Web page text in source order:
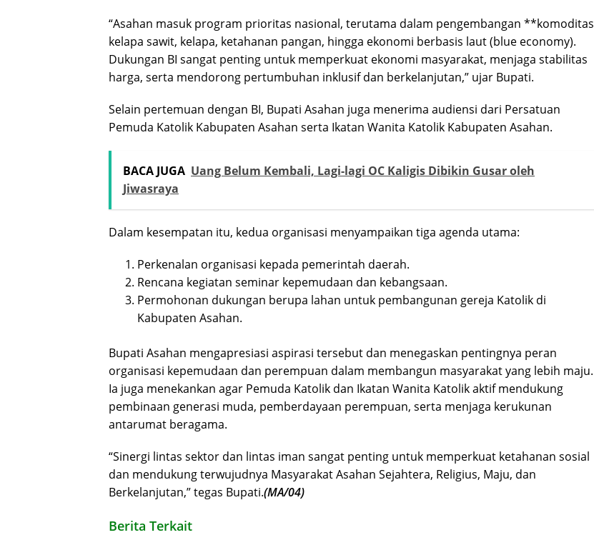
“Asahan masuk program prioritas nasional, terutama dalam pengembangan **komoditas
kelapa sawit, kelapa, ketahanan pangan, hingga ekonomi berbasis laut (blue economy).
Dukungan BI sangat penting untuk memperkuat ekonomi masyarakat, menjaga stabilitas
harga, serta mendorong pertumbuhan inklusif dan berkelanjutan,” ujar Bupati.
Selain pertemuan dengan BI, Bupati Asahan juga menerima audiensi dari Persatuan
Pemuda Katolik Kabupaten Asahan serta Ikatan Wanita Katolik Kabupaten Asahan.
BACA JUGA Uang Belum Kembali, Lagi-lagi OC Kaligis Dibikin Gusar oleh
Jiwasraya
Dalam kesempatan itu, kedua organisasi menyampaikan tiga agenda utama:
Perkenalan organisasi kepada pemerintah daerah.
Rencana kegiatan seminar kepemudaan dan kebangsaan.
Permohonan dukungan berupa lahan untuk pembangunan gereja Katolik di
Kabupaten Asahan.
Bupati Asahan mengapresiasi aspirasi tersebut dan menegaskan pentingnya peran
organisasi kepemudaan dan perempuan dalam membangun masyarakat yang lebih maju.
Ia juga menekankan agar Pemuda Katolik dan Ikatan Wanita Katolik aktif mendukung
pembinaan generasi muda, pemberdayaan perempuan, serta menjaga kerukunan
antarumat beragama.
“Sinergi lintas sektor dan lintas iman sangat penting untuk memperkuat ketahanan sosial
dan mendukung terwujudnya Masyarakat Asahan Sejahtera, Religius, Maju, dan
Berkelanjutan,” tegas Bupati.(MA/04)
Berita Terkait